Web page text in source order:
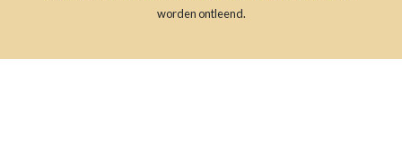
worden ontleend.